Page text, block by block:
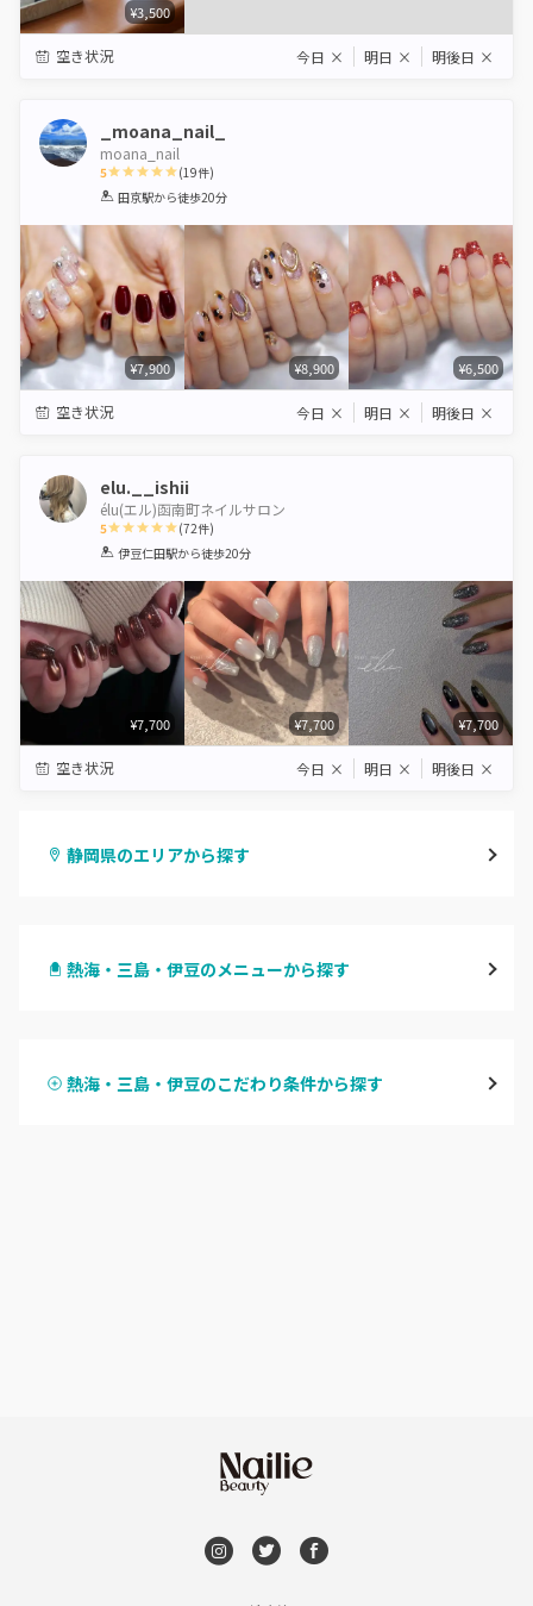
¥3,500
空き状況 今日 × 明日 × 明後日 ×
_moana_nail_
moana_nail
5
1 2 3 4 5
(19件)
田京駅から徒歩20分
¥7,900 ¥8,900 ¥6,500
空き状況 今日 × 明日 × 明後日 ×
elu.__ishii
élu(エル)函南町ネイルサロン
5
1 2 3 4 5
(72件)
伊豆仁田駅から徒歩20分
¥7,700 ¥7,700 ¥7,700
空き状況 今日 × 明日 × 明後日 ×
静岡県のエリアから探す
浜松
熱海・三島・伊豆のメニューから探す
ハンドスカルプ
熱海・三島・伊豆のこだわり条件から探す